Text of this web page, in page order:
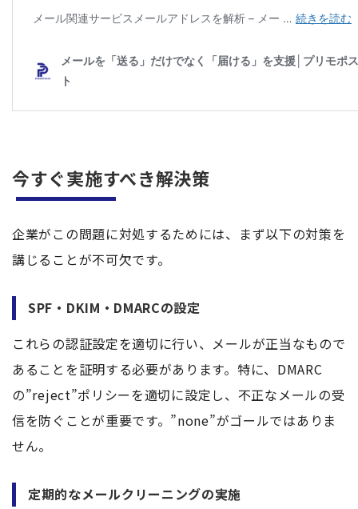
今すぐ実施すべき解決策
企業がこの問題に対処するためには、まず以下の対策を
講じることが不可欠です。
SPF・DKIM・DMARCの設定
これらの認証設定を適切に行い、メールが正当なもので
あることを証明する必要があります。特に、DMARC
の”reject”ポリシーを適切に設定し、不正なメールの受
信を防ぐことが重要です。”none”がゴールではありま
せん。
定期的なメールクリーニングの実施